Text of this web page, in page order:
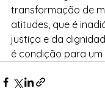
transformação de
atitudes, que é
justiça e da
é condição para um